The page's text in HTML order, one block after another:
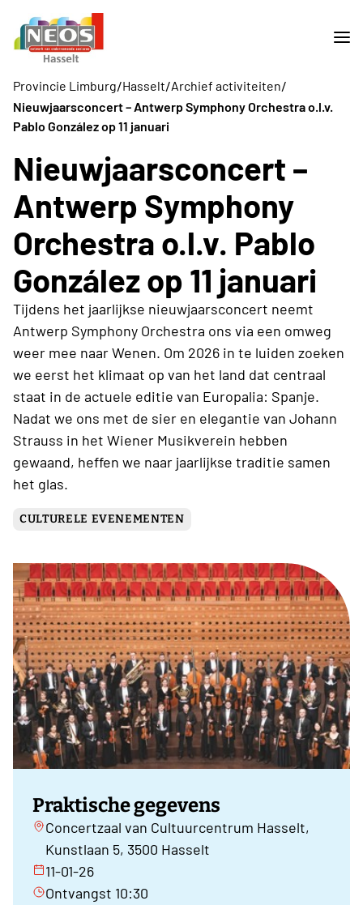
Provincie Limburg/Hasselt/Archief activiteiten/
Nieuwjaarsconcert – Antwerp Symphony Orchestra o.l.v.
Pablo González op 11 januari
Nieuwjaarsconcert –
Antwerp Symphony
Orchestra o.l.v. Pablo
González op 11 januari
Tijdens het jaarlijkse nieuwjaarsconcert neemt
Antwerp Symphony Orchestra ons via een omweg
weer mee naar Wenen. Om 2026 in te luiden zoeken
we eerst het klimaat op van het land dat centraal
staat in de actuele editie van Europalia: Spanje.
Nadat we ons met de sier en elegantie van Johann
Strauss in het Wiener Musikverein hebben
gewaand, heffen we naar jaarlijkse traditie samen
het glas.
CULTURELE EVENEMENTEN
Praktische gegevens
Concertzaal van Cultuurcentrum Hasselt,
Kunstlaan 5, 3500 Hasselt
11-01-26
Ontvangst 10:30